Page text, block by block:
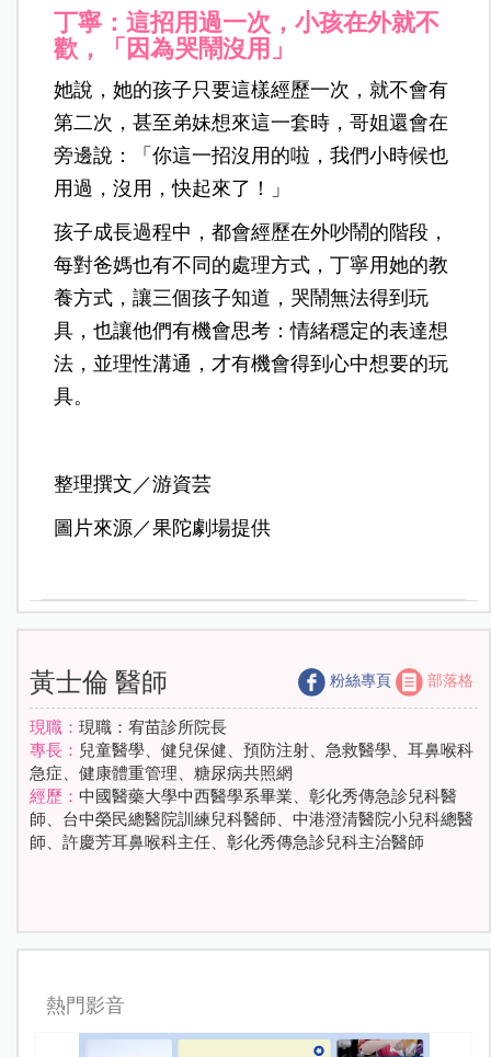
丁寧：這招用過一次，小孩在外就不
歡，「因為哭鬧沒用」
她說，她的孩子只要這樣經歷一次，就不會有
第二次，甚至弟妹想來這一套時，哥姐還會在
旁邊說：「你這一招沒用的啦，我們小時候也
用過，沒用，快起來了！」
孩子成長過程中，都會經歷在外吵鬧的階段，
每對爸媽也有不同的處理方式，丁寧用她的教
養方式，讓三個孩子知道，哭鬧無法得到玩
具，也讓他們有機會思考：情緒穩定的表達想
法，並理性溝通，才有機會得到心中想要的玩
具。
整理撰文／游資芸
圖片來源／果陀劇場提供
黃士倫 醫師 粉絲專頁 部落格
現職： 現職：宥苗診所院長
專長： 兒童醫學、健兒保健、預防注射、急救醫學、耳鼻喉科
急症、健康體重管理、糖尿病共照網
經歷： 中國醫藥大學中西醫學系畢業、彰化秀傳急診兒科醫
師、台中榮民總醫院訓練兒科醫師、中港澄清醫院小兒科總醫
師、許慶芳耳鼻喉科主任、彰化秀傳急診兒科主治醫師
熱門影音